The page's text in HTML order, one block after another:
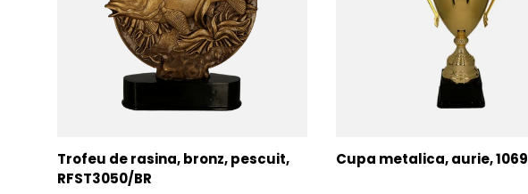
Trofeu de rasina, bronz, pescuit,
RFST3050/BR
Cupa metalica, aurie, 1069